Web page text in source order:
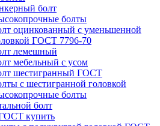
болт
болты
оцинкованный с уменьшенной
ГОСТ 7796-70
лемешный
мебельный с усом
шестигранный ГОСТ
с шестигранной головкой
болты
болт
купить